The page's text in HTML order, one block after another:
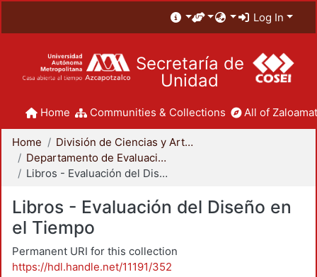
Log In
Secretaría de
Unidad
Home Communities & Collections All of
Home
División de Ciencias y Artes para el Diseño
Departamento de Evaluación del Diseño en el Tiempo
Libros - Evaluación del Diseño en el Tiempo
Libros - Evaluación del Diseño en
el Tiempo
Permanent URI for this collection
https://hdl.handle.net/11191/352